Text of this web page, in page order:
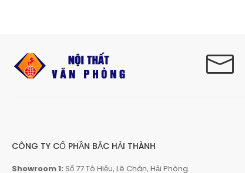
CÔNG TY CỔ PHẦN BẮC HẢI THÀNH
Showroom 1: Số 77 Tô Hiệu, Lê Chân, Hải Phòng.